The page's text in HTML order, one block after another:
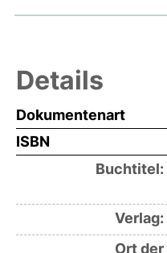
Details
Dokumentenart
ISBN
Buchtitel:
Verlag:
Ort der